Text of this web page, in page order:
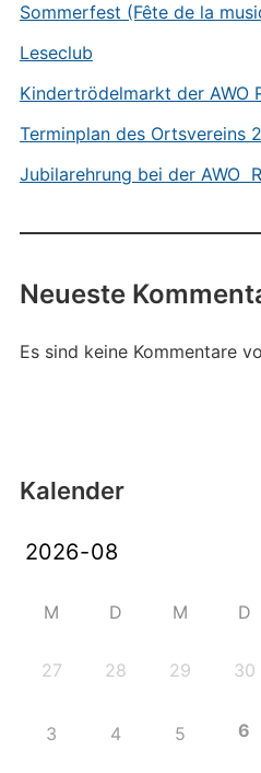
Sommerfest (Fête de la
Leseclub
Kindertrödelmarkt der AWO
Terminplan des Ortsvereins
Jubilarehrung bei der AWO
Neueste
Es sind keine Kommentare
Kalender
M D M D
27 28 29 30
3 4 5 6